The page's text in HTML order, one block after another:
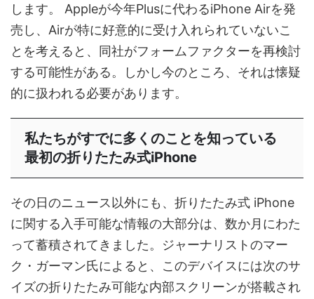
します。 Appleが今年Plusに代わるiPhone Airを発
売し、Airが特に好意的に受け入れられていないこ
とを考えると、同社がフォームファクターを再検討
する可能性がある。しかし今のところ、それは懐疑
的に扱われる必要があります。
私たちがすでに多くのことを知っている
最初の折りたたみ式iPhone
その日のニュース以外にも、折りたたみ式 iPhone
に関する入手可能な情報の大部分は、数か月にわた
って蓄積されてきました。ジャーナリストのマー
ク・ガーマン氏によると、このデバイスには次のサ
イズの折りたたみ可能な内部スクリーンが搭載され